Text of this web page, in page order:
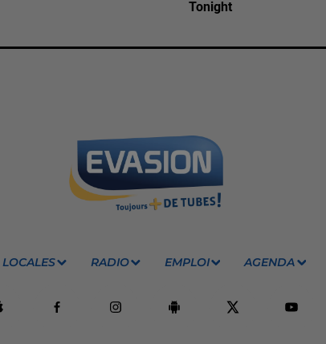
Tonight
RADIO EMPLOI AGENDA